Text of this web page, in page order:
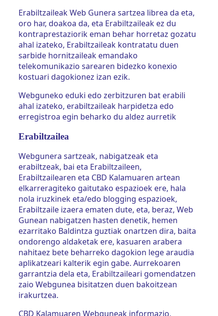
Erabiltzaileak Web Gunera sartzea librea da eta,
oro har, doakoa da, eta Erabiltzaileak ez du
kontraprestaziorik eman behar horretaz gozatu
ahal izateko, Erabiltzaileak kontratatu duen
sarbide hornitzaileak emandako
telekomunikazio sarearen bidezko konexio
kostuari dagokionez izan ezik.
Webguneko eduki edo zerbitzuren bat erabili
ahal izateko, erabiltzaileak harpidetza edo
erregistroa egin beharko du aldez aurretik
Erabiltzailea
Webgunera sartzeak, nabigatzeak eta
erabiltzeak, bai eta Erabiltzaileen,
Erabiltzailearen eta CBD Kalamuaren artean
elkarreragiteko gaitutako espazioek ere, hala
nola iruzkinek eta/edo blogging espazioek,
Erabiltzaile izaera ematen dute, eta, beraz, Web
Gunean nabigatzen hasten denetik, hemen
ezarritako Baldintza guztiak onartzen dira, baita
ondorengo aldaketak ere, kasuaren arabera
nahitaez bete beharreko dagokion lege araudia
aplikatzeari kalterik egin gabe. Aurrekoaren
garrantzia dela eta, Erabiltzaileari gomendatzen
zaio Webgunea bisitatzen duen bakoitzean
irakurtzea.
CBD Kalamuaren Webguneak informazio,